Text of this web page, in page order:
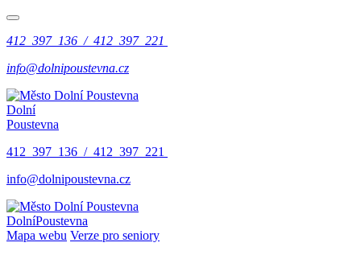
412 397 136 / 412 397 221
info@dolnipoustevna.cz
Dolní
Poustevna
412 397 136 / 412 397 221
info@dolnipoustevna.cz
DolníPoustevna
Mapa webu Verze pro seniory